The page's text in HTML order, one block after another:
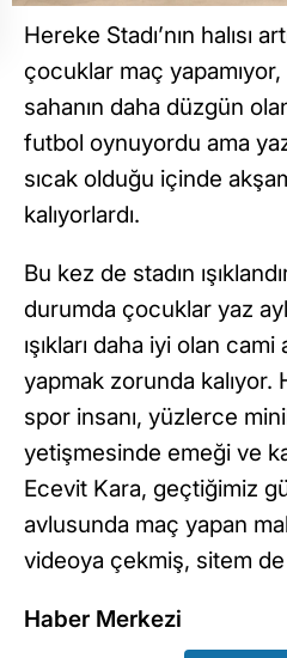
Hereke Stadı’nın halısı
çocuklar maç
sahanın daha düzgün
futbol oynuyordu ama
sıcak olduğu içinde
kalıyorlardı.
Bu kez de stadın
durumda çocuklar yaz
ışıkları daha iyi olan
yapmak zorunda kalıyor.
spor insanı, yüzlerce
yetişmesinde emeği ve
Ecevit Kara, geçtiğimiz
avlusunda maç yapan
videoya çekmiş, sitem
Haber Merkezi